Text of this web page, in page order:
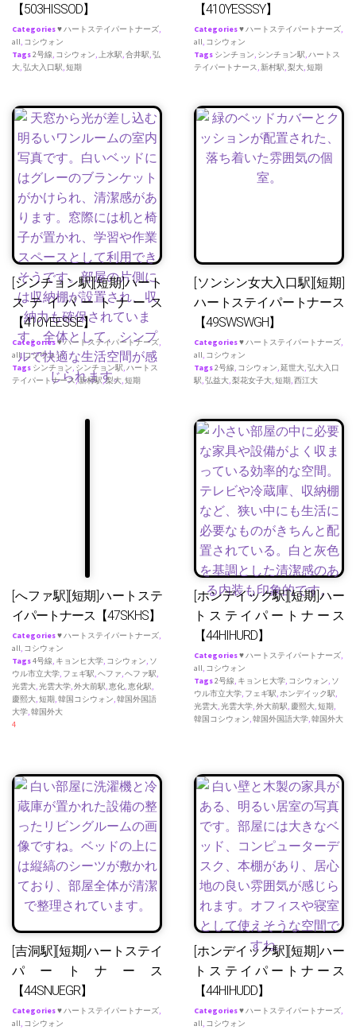
【503HISSOD】
Categories♥ ハートステイパートナーズ,
all, コシウォン
Tags2号線, コシウォン, 上水駅,合井駅,弘
大,弘大入口駅,短期
【410YESSSY】
Categories♥ ハートステイパートナーズ,
all, コシウォン
Tags シンチョン, シンチョン駅,ハートス
テイパートナース,新村駅,梨大,短期
[シンチョン駅][短期]ハート
ステイパートナース
【410YEESSE】
Categories♥ ハートステイパートナーズ,
all,コシウォン
Tags シンチョン, シンチョン駅,ハートス
テイパートナース,新村駅,梨大,短期
[ソンシン女大入口駅][短期]
ハートステイパートナース
【49SWSWGH】
Categories♥ ハートステイパートナーズ,
all, コシウォン
Tags2号線, コシウォン,延世大,弘大入口
駅,弘益大,梨花女子大,短期,西江大
[へファ駅][短期]ハートステ
イパートナース【47SKHS】
Categories♥ ハートステイパートナーズ,
all, コシウォン
Tags4号線, キョンヒ大学, コシウォン, ソ
ウル市立大学, フェギ駅,ヘファ,ヘファ駅,
光雲大,光雲大学,外大前駅,恵化,恵化駅,
慶熙大,短期,韓国コシウォン,韓国外国語
大学,韓国外大
4
[ホンデイック駅][短期]ハー
トステイパートナース
【44HIHURD】
Categories♥ ハートステイパートナーズ,
all, コシウォン
Tags2号線, キョンヒ大学, コシウォン, ソ
ウル市立大学, フェギ駅,ホンデイック駅,
光雲大,光雲大学,外大前駅, 慶熙大,短期,
韓国コシウォン,韓国外国語大学,韓国外大
[吉洞駅][短期]ハートステイ
パートナース
【44SNUEGR】
Categories♥ ハートステイパートナーズ,
all, コシウォン
[ホンデイック駅][短期]ハー
トステイパートナース
【44HIHUDD】
Categories♥ ハートステイパートナーズ,
all, コシウォン